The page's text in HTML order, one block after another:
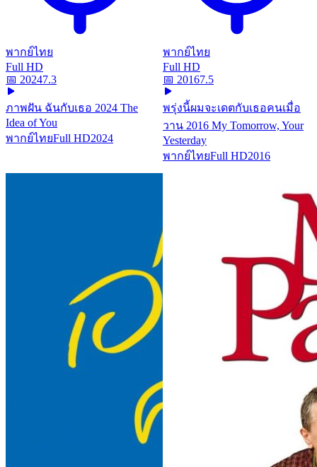
พากย์ไทย
Full HD
📅 20247.3
ภาพฝัน ฉันกับเธอ 2024 The
Idea of You
พากย์ไทยFull HD2024
พากย์ไทย
Full HD
📅 20167.5
พรุ่งนี้ผมจะเดตกับเธอคนเมื่อ
วาน 2016 My Tomorrow, Your
Yesterday
พากย์ไทยFull HD2016